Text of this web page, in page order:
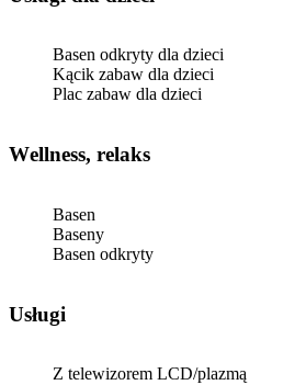
Basen odkryty dla dzieci
Kącik zabaw dla dzieci
Plac zabaw dla dzieci
Wellness, relaks
Basen
Baseny
Basen odkryty
Usługi
Z telewizorem LCD/plazmą